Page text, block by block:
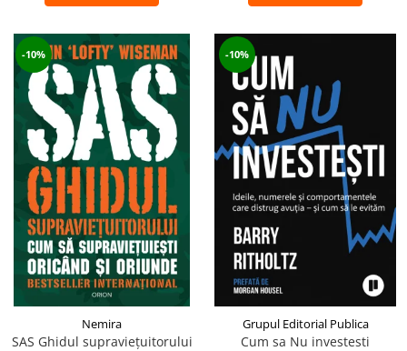
-10%
Nemira
SAS Ghidul supraviețuitorului
-10%
Grupul Editorial Publica
Cum sa Nu investesti